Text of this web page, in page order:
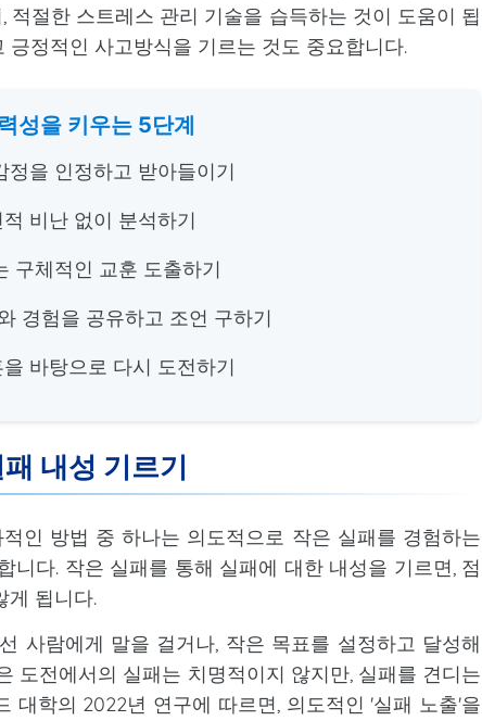
적절한 스트레스 관리 기술을 습득하는 것이 도움이 됩
긍정적인 사고방식을 기르는 것도 중요합니다.
성을 키우는 5단계
정을 인정하고 받아들이기
비난 없이 분석하기
구체적인 교훈 도출하기
경험을 공유하고 조언 구하기
바탕으로 다시 도전하기
내성 기르기
인 방법 중 하나는 의도적으로 작은 실패를 경험하는
니다. 작은 실패를 통해 실패에 대한 내성을 기르면, 점
게 됩니다.
사람에게 말을 걸거나, 작은 목표를 설정하고 달성해
도전에서의 실패는 치명적이지 않지만, 실패를 견디는
대학의 2022년 연구에 따르면, 의도적인 '실패 노출'을